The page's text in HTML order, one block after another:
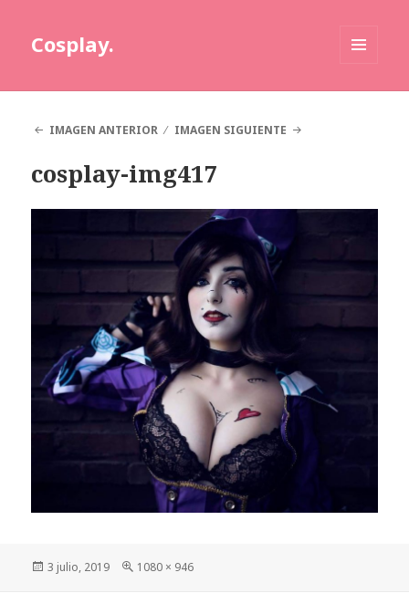
Cosplay.
IMAGEN ANTERIOR
IMAGEN SIGUIENTE
cosplay-img417
Publicado
3 julio, 2019
Tamaño
1080 × 946